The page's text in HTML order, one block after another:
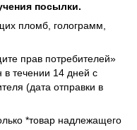
посылки.
пломб, голограмм,
прав потребителей»
в течении 14 дней с
(дата отправки в
*товар надлежащего